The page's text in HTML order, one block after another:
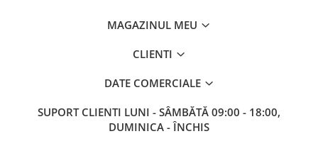
MAGAZINUL MEU
CLIENTI
DATE COMERCIALE
SUPORT CLIENTI LUNI - SÂMBĂTĂ 09:00 - 18:00,
DUMINICA - ÎNCHIS